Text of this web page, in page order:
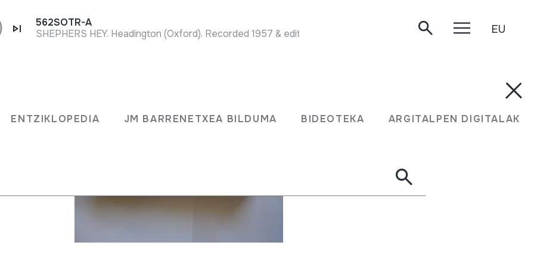
ENTZIKLOPEDIA JM BARRENETXEA BILDUMA BIDEOTEKA ARGITALPEN DIGITALAK
562SOTR-A
EU